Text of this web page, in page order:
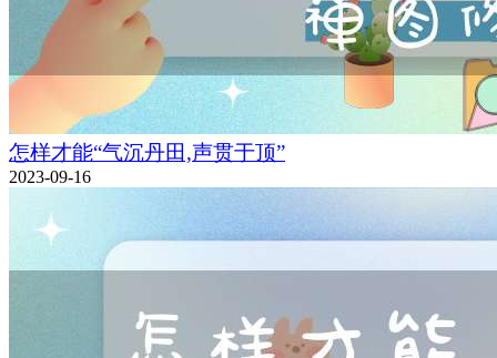
怎样才能“气沉丹田,声贯于顶”
2023-09-16